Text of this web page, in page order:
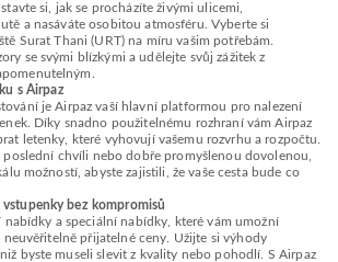
si, jak se procházíte živými ulicemi,
a nasáváte osobitou atmosféru. Vyberte si
Surat Thani (URT) na míru vašim potřebám.
se svými blízkými a udělejte svůj zážitek z
s Airpaz
je Airpaz vaší hlavní platformou pro nalezení
Díky snadno použitelnému rozhraní vám Airpaz
letenky, které vyhovují vašemu rozvrhu a rozpočtu.
chvíli nebo dobře promyšlenou dovolenou,
možností, abyste zajistili, že vaše cesta bude co
bez kompromisů
nabídky a speciální nabídky, které vám umožní
neuvěřitelně přijatelné ceny. Užijte si výhody
byste museli slevit z kvality nebo pohodlí. S Airpaz